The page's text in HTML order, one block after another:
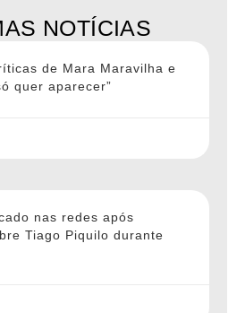
NOTÍCIAS
de Mara Maravilha e
quer aparecer”
nas redes após
Tiago Piquilo durante